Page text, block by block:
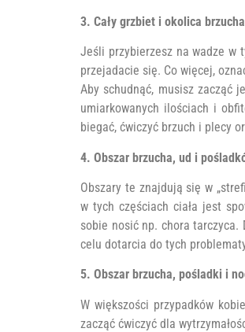
3. Cały grzbiet i okolica
Jeśli przybierzesz na wadze w
przejadacie się. Co więcej,
Aby schudnąć, musisz zacząć
umiarkowanych ilościach i
biegać, ćwiczyć brzuch i plecy
4. Obszar brzucha, ud i
Obszary te znajdują się w
w tych częściach ciała jest
sobie nosić np. chora
celu dotarcia do tych
5. Obszar brzucha, pośladki i
W większości przypadków
zacząć ćwiczyć dla